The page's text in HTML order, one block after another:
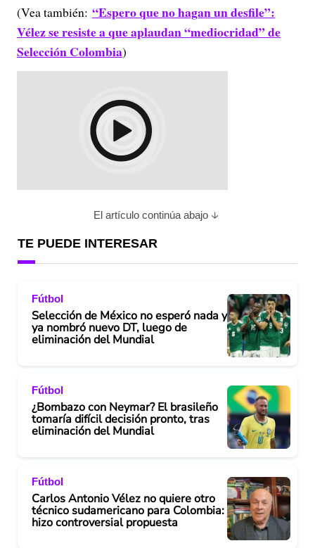
(Vea también: “Espero que no hagan un desfile”:
Vélez se resiste a que aplaudan “mediocridad” de
Selección Colombia)
El artículo continúa abajo
TE PUEDE INTERESAR
Fútbol
Selección de México no esperó nada y
ya nombró nuevo DT, luego de
eliminación del Mundial
Fútbol
¿Bombazo con Neymar? El brasileño
tomaría difícil decisión pronto, tras
eliminación del Mundial
Fútbol
Carlos Antonio Vélez no quiere otro
técnico sudamericano para Colombia:
hizo controversial propuesta